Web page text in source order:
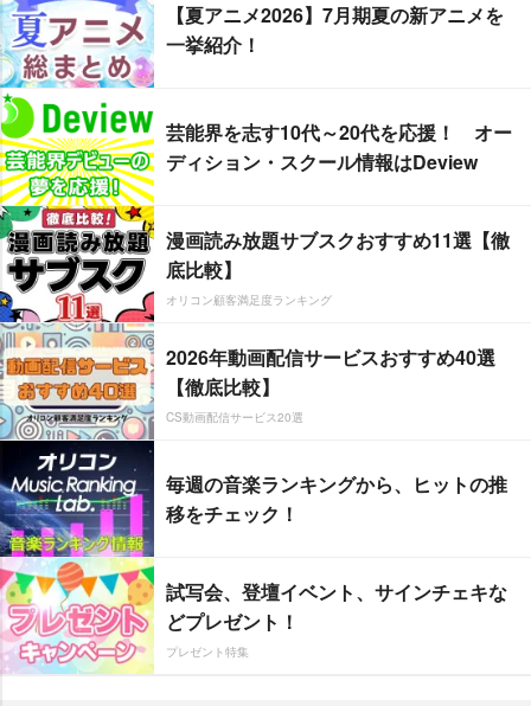
【夏アニメ2026】7月期夏の新アニメを
一挙紹介！
芸能界を志す10代～20代を応援！ オー
ディション・スクール情報はDeview
漫画読み放題サブスクおすすめ11選【徹
底比較】
オリコン顧客満足度ランキング
2026年動画配信サービスおすすめ40選
【徹底比較】
CS動画配信サービス20選
毎週の音楽ランキングから、ヒットの推
移をチェック！
試写会、登壇イベント、サインチェキな
どプレゼント！
プレゼント特集